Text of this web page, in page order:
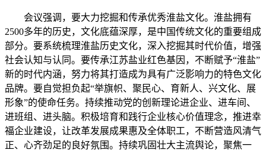
会议强调，要大力挖掘和传承优秀淮盐文化。淮盐拥有
2500多年的历史，文化底蕴深厚，是中国传统文化的重要组成
部分。要系统梳理淮盐历史文化，深入挖掘其时代价值，增强
社会认知与认同。要传承江苏盐业红色基因，不断赋予“淮盐”
新的时代内涵，努力将其打造成为具有广泛影响力的特色文化
品牌。要自觉担负起“举旗帜、聚民心、育新人、兴文化、展
形象”的使命任务。持续推动党的创新理论进企业、进车间、
进班组、进头脑。积极培育和践行企业核心价值理念，推进幸
福企业建设，让改革发展成果惠及全体职工，不断营造风清气
正、心齐劲足的良好氛围。持续巩固壮大主流舆论，聚焦一